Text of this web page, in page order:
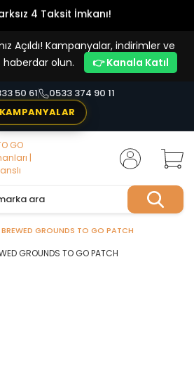
4 Taksit İmkanı!
Açıldı! Kampanyalar, indirimler ve
haberdar olun.
👉 Kanala Katıl
50 61
0533 374 90 11
KAMPANYALAR
BREWED GROUNDS TO GO PATCH